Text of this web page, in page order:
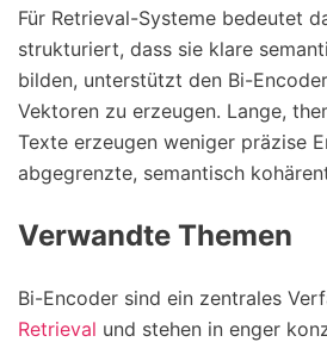
Für Retrieval-Systeme bedeutet
strukturiert, dass sie klare
bilden, unterstützt den Bi-
Vektoren zu erzeugen. Lange,
Texte erzeugen weniger präzise
abgegrenzte, semantisch
Verwandte Themen
Bi-Encoder sind ein zentrales
Retrieval und stehen in enger